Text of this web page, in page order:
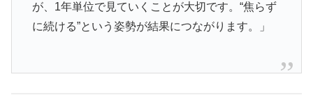
が、1年単位で見ていくことが大切です。“焦らず
に続ける”という姿勢が結果につながります。」